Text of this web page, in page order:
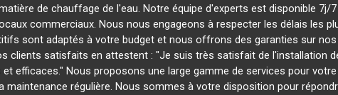
de chauffage de l'eau. Notre équipe d'experts est disponible 7j/
commerciaux. Nous nous engageons à respecter les délais les
sont adaptés à votre budget et nous offrons des garanties sur
clients satisfaits en attestent : "Je suis très satisfait de l'installation
efficaces." Nous proposons une large gamme de services pour votre
maintenance régulière. Nous sommes à votre disposition pour